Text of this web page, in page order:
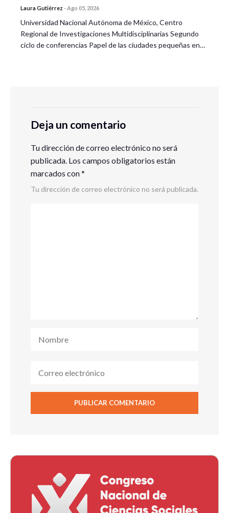
Laura Gutiérrez -Ago 05, 2026
Universidad Nacional Autónoma de México, Centro
Regional de Investigaciones Multidisciplinarias Segundo
ciclo de conferencias Papel de las ciudades pequeñas en…
Deja un comentario
Tu dirección de correo electrónico no será
publicada. Los campos obligatorios están
marcados con*
Tu dirección de correo electrónico no será publicada.